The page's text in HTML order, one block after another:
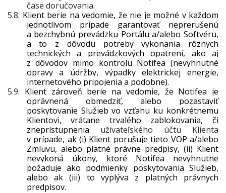
čase doručovania.
5.8. Klient berie na vedomie, že nie je možné v každom
jednotlivom prípade garantovať neprerušenú
a bezchybnú prevádzku Portálu a/alebo Softvéru,
a to z dôvodu potreby vykonania rôznych
technických a prevádzkových opatrení, ako aj
z dôvodov mimo kontrolu Notifea (nevyhnutné
opravy a údržby, výpadky elektrickej energie,
internetového pripojenia a podobne).
5.9. Klient zároveň berie na vedomie, že Notifea je
oprávnená obmedziť, alebo pozastaviť
poskytovanie Služieb vo vzťahu ku konkrétnemu
Klientovi, vrátane trvalého zablokovania, či
zneprístupnenia užívateľského účtu Klienta
v prípade, ak (i) Klient porušuje tieto VOP a/alebo
Zmluvu, alebo platné právne predpisy, (ii) Klient
nevykoná úkony, ktoré Notifea nevyhnutne
požaduje ako podmienky poskytovania Služieb,
alebo ak (iii) to vyplýva z platných právnych
predpisov.